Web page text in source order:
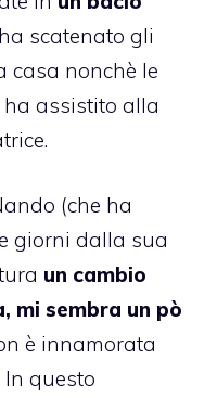
scatenato gli
casa nonchè le
assistito alla
(che ha
giorni dalla sua
un cambio
mi sembra un pò
è innamorata
questo